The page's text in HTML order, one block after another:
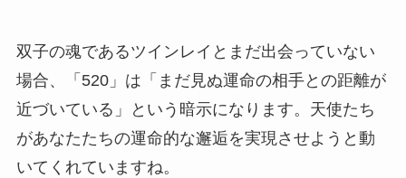
双子の魂であるツインレイとまだ出会っていない
場合、「520」は「まだ見ぬ運命の相手との距離が
近づいている」という暗示になります。天使たち
があなたたちの運命的な邂逅を実現させようと動
いてくれていますね。